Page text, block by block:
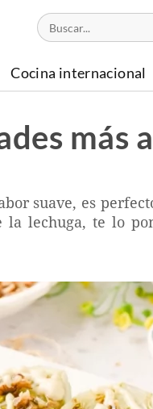
Cocina internacional
más
suave, es
la lechuga, te lo